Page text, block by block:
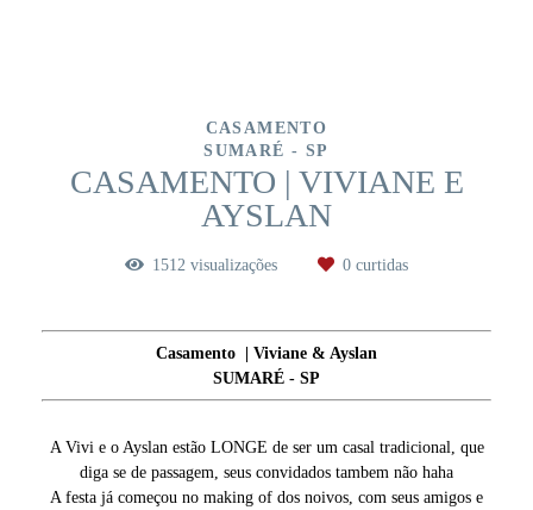
CASAMENTO
SUMARÉ - SP
CASAMENTO | VIVIANE E
AYSLAN
1512 visualizações 0 curtidas
Casamento | Viviane & Ayslan
SUMARÉ - SP
A Vivi e o Ayslan estão LONGE de ser um casal tradicional, que
diga se de passagem, seus convidados tambem não haha
A festa já começou no making of dos noivos, com seus amigos e